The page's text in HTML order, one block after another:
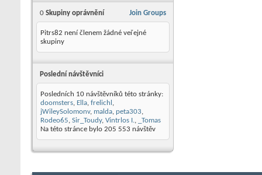
Join Groups
0 Skupiny oprávnění
Pitrs82 není členem žádné veřejné
skupiny
Poslední návštěvníci
Posledních 10 návštěvníků této stránky:
doomsters, Ella, frelichl ,
jWileySolomonv, malda, peta303,
Rodeo65, Sir_Toudy, Vintrlos I.,
_Tomas
Na této stránce bylo 205 553 návštěv